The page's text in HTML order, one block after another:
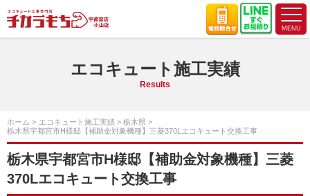
エコキュート施工実績
Results
ホーム エコキュート施工実績
栃木県
栃木県宇都宮市H様邸【補助金対象機種】三菱370Lエコキュート交換工事
栃木県宇都宮市H様邸【補助金対象機種】三菱
370Lエコキュート交換工事